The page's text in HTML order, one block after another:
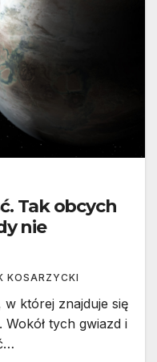
Tak obcych
nie
KOSARZYCKI
której znajduje się
tych gwiazd i